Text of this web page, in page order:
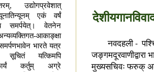
नवदहली -
जङ्गमदूरवाणीद्वारा
मुख्यसचिवः फरुक्
उद्योगप्रवेशात्
एकं वर्षं
समर्पयेत्। वेतनेन
आकाङ्क्षा
भारते यत्र
सूचितं यत्किमपि
कर्तुम् अग्रे